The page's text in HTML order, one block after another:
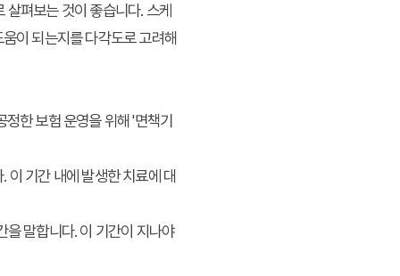
펴보는 것이 좋습니다. 스케
이 되는지를 다각도로 고려해
한 보험 운영을 위해 '면책기
이 기간 내에 발생한 치료에 대
말합니다. 이 기간이 지나야